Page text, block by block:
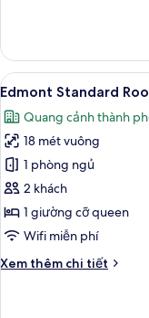
Twin
Room(12th
Floor)
Main
Building
Edmont
Twin
Room(12th
Floor)
Xem
tất
cả
ảnh
Edmont
Standard
Room
on
12th
13
Edmont Standard
Quang cảnh thành
18 mét vuông
1 phòng ngủ
2 khách
1 giường cỡ queen
Wifi miễn phí
Xem thêm chi tiết
Chi